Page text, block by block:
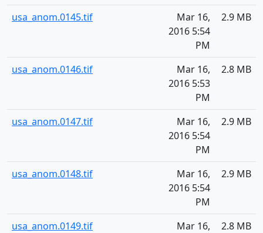
usa_anom.0145.tif
Mar 16,
2016 5:54
PM
2.9 MB
usa_anom.0146.tif
Mar 16,
2016 5:53
PM
2.8 MB
usa_anom.0147.tif
Mar 16,
2016 5:54
PM
2.9 MB
usa_anom.0148.tif
Mar 16,
2016 5:54
PM
2.9 MB
usa_anom.0149.tif
Mar 16,
2.8 MB